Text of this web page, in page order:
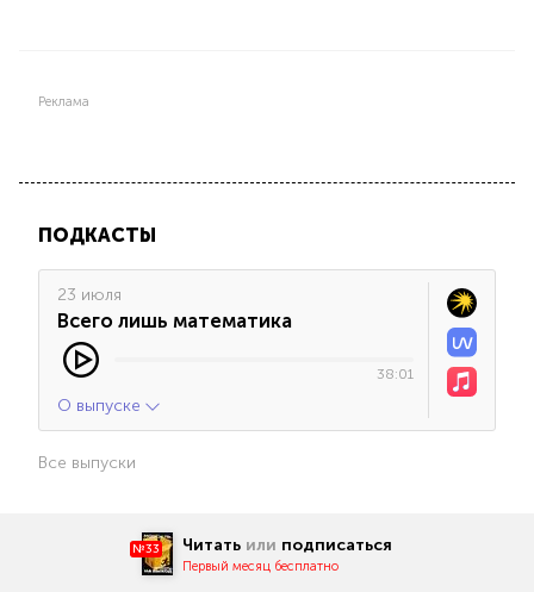
Реклама
ПОДКАСТЫ
23 июля
Всего лишь математика
38:01
О выпуске
Все выпуски
№33 Читать или подписаться
Первый месяц бесплатно